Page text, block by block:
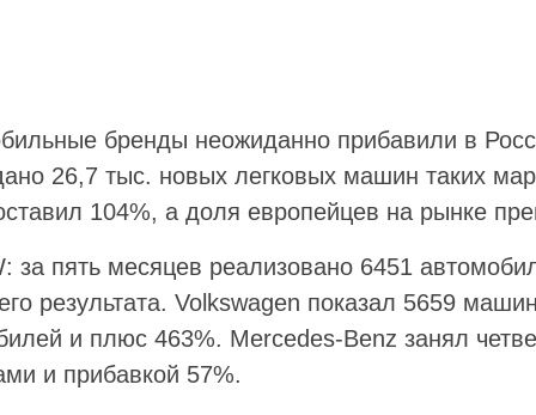
бренды неожиданно прибавили в
26,7 тыс. новых легковых машин таких
104%, а доля европейцев на рынке
за пять месяцев реализовано 6451
результата. Volkswagen показал 5659
и плюс 463%. Mercedes-Benz занял
и прибавкой 57%.